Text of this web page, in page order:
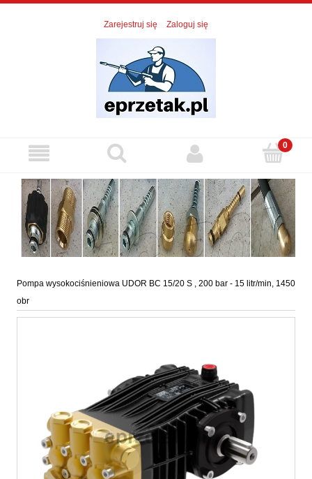
Zarejestruj się Zaloguj się
Pompa wysokociśnieniowa UDOR BC 15/20 S , 200 bar - 15 litr/min, 1450
obr